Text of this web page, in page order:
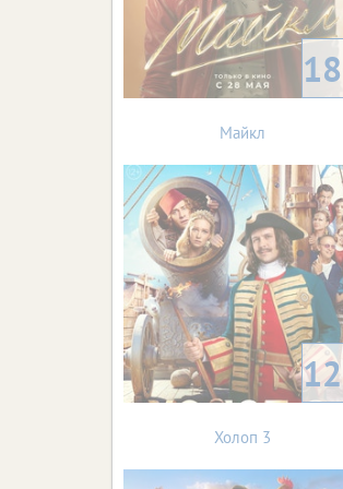
Майкл
Холоп 3